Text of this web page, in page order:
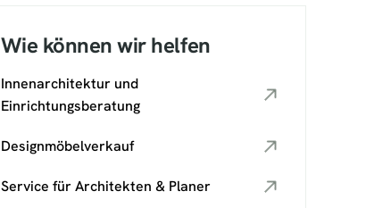
Wie können wir helfen
Innenarchitektur und
Einrichtungsberatung
Designmöbelverkauf
Service für Architekten & Planer